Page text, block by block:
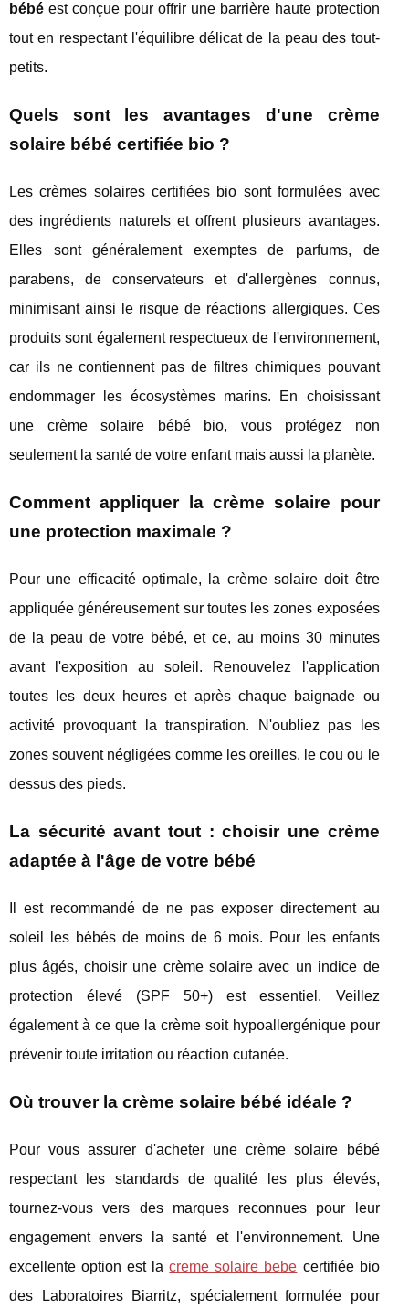
bébé est conçue pour offrir une barrière haute protection
tout en respectant l'équilibre délicat de la peau des tout-
petits.
Quels sont les avantages d'une crème
solaire bébé certifiée bio ?
Les crèmes solaires certifiées bio sont formulées avec
des ingrédients naturels et offrent plusieurs avantages.
Elles sont généralement exemptes de parfums, de
parabens, de conservateurs et d'allergènes connus,
minimisant ainsi le risque de réactions allergiques. Ces
produits sont également respectueux de l'environnement,
car ils ne contiennent pas de filtres chimiques pouvant
endommager les écosystèmes marins. En choisissant
une crème solaire bébé bio, vous protégez non
seulement la santé de votre enfant mais aussi la planète.
Comment appliquer la crème solaire pour
une protection maximale ?
Pour une efficacité optimale, la crème solaire doit être
appliquée généreusement sur toutes les zones exposées
de la peau de votre bébé, et ce, au moins 30 minutes
avant l'exposition au soleil. Renouvelez l'application
toutes les deux heures et après chaque baignade ou
activité provoquant la transpiration. N'oubliez pas les
zones souvent négligées comme les oreilles, le cou ou le
dessus des pieds.
La sécurité avant tout : choisir une crème
adaptée à l'âge de votre bébé
Il est recommandé de ne pas exposer directement au
soleil les bébés de moins de 6 mois. Pour les enfants
plus âgés, choisir une crème solaire avec un indice de
protection élevé (SPF 50+) est essentiel. Veillez
également à ce que la crème soit hypoallergénique pour
prévenir toute irritation ou réaction cutanée.
Où trouver la crème solaire bébé idéale ?
Pour vous assurer d'acheter une crème solaire bébé
respectant les standards de qualité les plus élevés,
tournez-vous vers des marques reconnues pour leur
engagement envers la santé et l'environnement. Une
excellente option est lacreme solaire bebe certifiée bio
des Laboratoires Biarritz, spécialement formulée pour